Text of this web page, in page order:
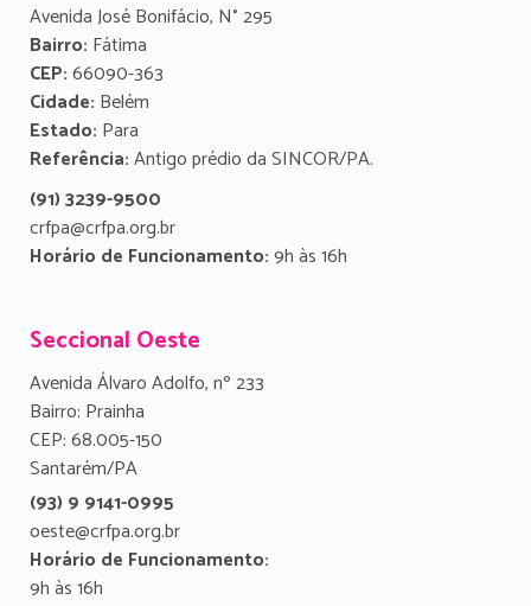
Avenida José Bonifácio, N° 295
Bairro: Fátima
CEP:66090-363
Cidade: Belém
Estado: Para
Referência:Antigo prédio da SINCOR/PA.
(91) 3239-9500
crfpa@crfpa.org.br
Horário de Funcionamento:9h às 16h
Seccional Oeste
Avenida Álvaro Adolfo, nº 233
Bairro: Prainha
CEP: 68.005-150
Santarém/PA
(93) 9 9141-0995
oeste@crfpa.org.br
Horário de Funcionamento:
9h às 16h